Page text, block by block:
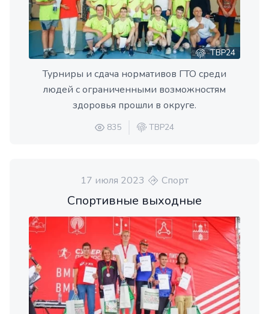
ТВР24
Турниры и сдача нормативов ГТО среди
людей с ограниченными возможностям
здоровья прошли в округе.
835 ТВР24
17 июля 2023 Спорт
Спортивные выходные